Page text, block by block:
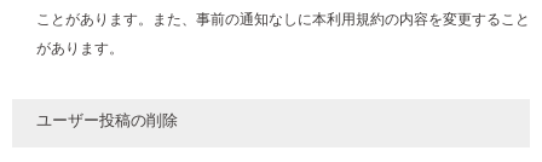
ことがあります。また、事前の通知なしに本利用規約の内容を変更すること
があります。
ユーザー投稿の削除